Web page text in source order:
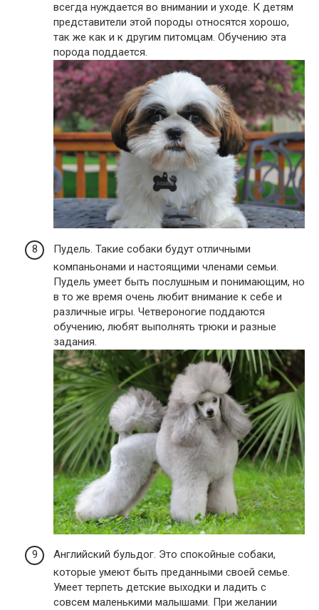
всегда нуждается во внимании и уходе. К детям
представители этой породы относятся хорошо,
так же как и к другим питомцам. Обучению эта
порода поддается.
Пудель. Такие собаки будут отличными
компаньонами и настоящими членами семьи.
Пудель умеет быть послушным и понимающим, но
в то же время очень любит внимание к себе и
различные игры. Четвероногие поддаются
обучению, любят выполнять трюки и разные
задания.
Английский бульдог. Это спокойные собаки,
которые умеют быть преданными своей семье.
Умеет терпеть детские выходки и ладить с
совсем маленькими малышами. При желании